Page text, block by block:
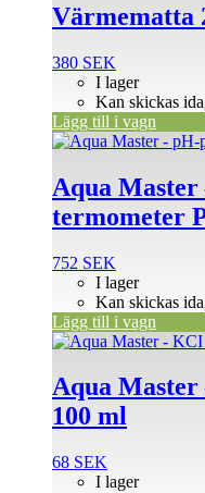
Värmematta
380 SEK
I lager
Kan skickas
Lägg till i vagn
Aqua Master
termometer
752 SEK
I lager
Kan skickas
Lägg till i vagn
Aqua
100 ml
68 SEK
I lager